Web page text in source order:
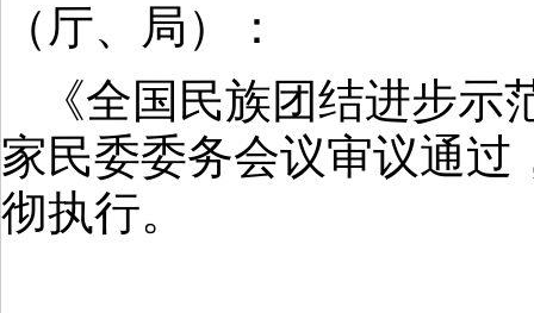
（厅、局）：
《全国民族团结进步
家民委委务会议审议通
彻执行。